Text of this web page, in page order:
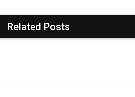
Related Posts